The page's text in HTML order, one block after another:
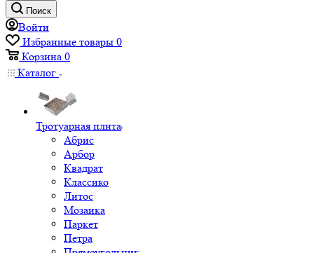
Поиск
Войти
Избранные товары 0
Корзина 0
Каталог
Тротуарная плита
Абрис
Арбор
Квадрат
Классико
Литос
Мозаика
Паркет
Петра